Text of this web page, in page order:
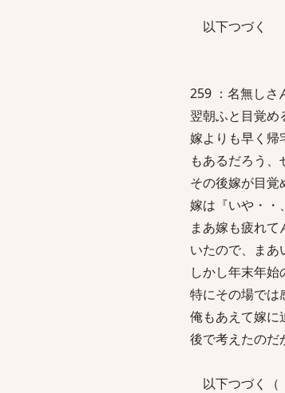
以下つづく
259 ：名無しさ
翌朝ふと目覚
嫁よりも早く帰
もあるだろう、
その後嫁が目覚
嫁は『いや・・
まあ嫁も疲れ
いたので、まあ
しかし年末年始
特にその場では
俺もあえて嫁に
後で考えたのだ
以下つづく